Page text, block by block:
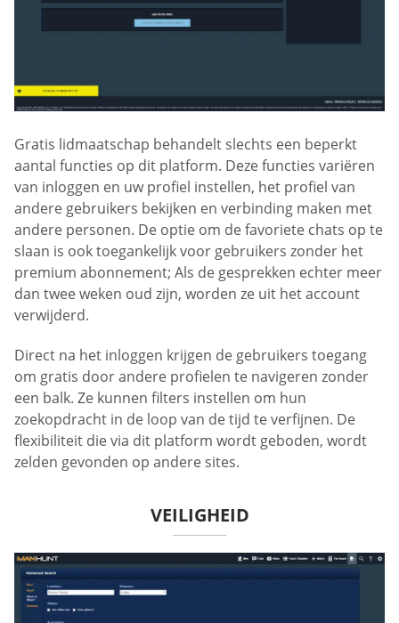
Gratis lidmaatschap behandelt slechts een beperkt
aantal functies op dit platform. Deze functies variëren
van inloggen en uw profiel instellen, het profiel van
andere gebruikers bekijken en verbinding maken met
andere personen. De optie om de favoriete chats op te
slaan is ook toegankelijk voor gebruikers zonder het
premium abonnement; Als de gesprekken echter meer
dan twee weken oud zijn, worden ze uit het account
verwijderd.
Direct na het inloggen krijgen de gebruikers toegang
om gratis door andere profielen te navigeren zonder
een balk. Ze kunnen filters instellen om hun
zoekopdracht in de loop van de tijd te verfijnen. De
flexibiliteit die via dit platform wordt geboden, wordt
zelden gevonden op andere sites.
VEILIGHEID